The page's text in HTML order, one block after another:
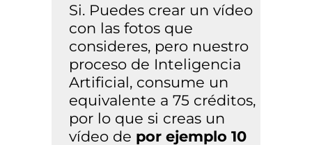
Si. Puedes crear un vídeo
con las fotos que
consideres, pero nuestro
proceso de Inteligencia
Artificial, consume un
equivalente a 75 créditos,
por lo que si creas un
vídeo de por ejemplo 10